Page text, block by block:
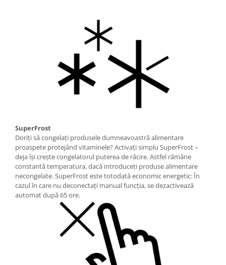
SuperFrost
Doriţi să congelaţi produsele dumneavoastră alimentare
proaspete protejând vitaminele? Activaţi simplu SuperFrost –
deja îşi creşte congelatorul puterea de răcire. Astfel rămâne
constantă temperatura, dacă introduceţi produse alimentare
necongelate. SuperFrost este totodată economic energetic: În
cazul în care nu deconectaţi manual funcţia, se dezactivează
automat după 65 ore.